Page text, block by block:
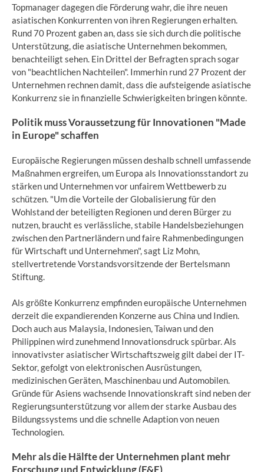
Topmanager dagegen die Förderung wahr, die ihre neuen
asiatischen Konkurrenten von ihren Regierungen erhalten.
Rund 70 Prozent gaben an, dass sie sich durch die politische
Unterstützung, die asiatische Unternehmen bekommen,
benachteiligt sehen. Ein Drittel der Befragten sprach sogar
von "beachtlichen Nachteilen". Immerhin rund 27 Prozent der
Unternehmen rechnen damit, dass die aufsteigende asiatische
Konkurrenz sie in finanzielle Schwierigkeiten bringen könnte.
Politik muss Voraussetzung für Innovationen "Made
in Europe" schaffen
Europäische Regierungen müssen deshalb schnell umfassende
Maßnahmen ergreifen, um Europa als Innovationsstandort zu
stärken und Unternehmen vor unfairem Wettbewerb zu
schützen. "Um die Vorteile der Globalisierung für den
Wohlstand der beteiligten Regionen und deren Bürger zu
nutzen, braucht es verlässliche, stabile Handelsbeziehungen
zwischen den Partnerländern und faire Rahmenbedingungen
für Wirtschaft und Unternehmen", sagt Liz Mohn,
stellvertretende Vorstandsvorsitzende der Bertelsmann
Stiftung.
Als größte Konkurrenz empfinden europäische Unternehmen
derzeit die expandierenden Konzerne aus China und Indien.
Doch auch aus Malaysia, Indonesien, Taiwan und den
Philippinen wird zunehmend Innovationsdruck spürbar. Als
innovativster asiatischer Wirtschaftszweig gilt dabei der IT-
Sektor, gefolgt von elektronischen Ausrüstungen,
medizinischen Geräten, Maschinenbau und Automobilen.
Gründe für Asiens wachsende Innovationskraft sind neben der
Regierungsunterstützung vor allem der starke Ausbau des
Bildungssystems und die schnelle Adaption von neuen
Technologien.
Mehr als die Hälfte der Unternehmen plant mehr
Forschung und Entwicklung (F&E)